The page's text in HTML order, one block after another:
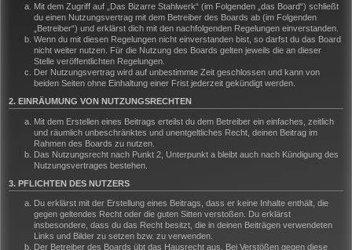
Mit dem Zugriff auf „Das Bizarre Stahlwerk“ (im Folgenden „das Board“) schließt
du einen Nutzungsvertrag mit dem Betreiber des Boards ab (im Folgenden
„Betreiber“) und erklärst dich mit den nachfolgenden Regelungen einverstanden.
Wenn du mit diesen Regelungen nicht einverstanden bist, so darfst du das Board
nicht weiter nutzen. Für die Nutzung des Boards gelten jeweils die an dieser
Stelle veröffentlichten Regelungen.
Der Nutzungsvertrag wird auf unbestimmte Zeit geschlossen und kann von
beiden Seiten ohne Einhaltung einer Frist jederzeit gekündigt werden.
2. EINRÄUMUNG VON NUTZUNGSRECHTEN
Mit dem Erstellen eines Beitrags erteilst du dem Betreiber ein einfaches, zeitlich
und räumlich unbeschränktes und unentgeltliches Recht, deinen Beitrag im
Rahmen des Boards zu nutzen.
Das Nutzungsrecht nach Punkt 2, Unterpunkt a bleibt auch nach Kündigung des
Nutzungsvertrages bestehen.
3. PFLICHTEN DES NUTZERS
Du erklärst mit der Erstellung eines Beitrags, dass er keine Inhalte enthält, die
gegen geltendes Recht oder die guten Sitten verstoßen. Du erklärst
insbesondere, dass du das Recht besitzt, die in deinen Beiträgen verwendeten
Links und Bilder zu setzen bzw. zu verwenden.
Der Betreiber des Boards übt das Hausrecht aus. Bei Verstößen gegen diese